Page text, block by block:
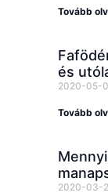
Tovább
és
2020-05-
Tovább
2020-03-